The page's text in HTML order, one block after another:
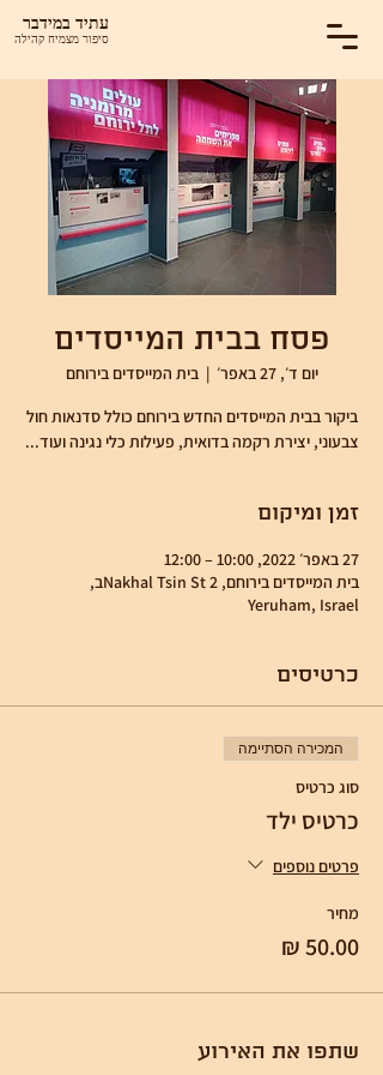
עתיד במידבר
סיפור מצמיח קהילה
פסח בבית המייסדים
יום ד׳, 27 באפר׳
  |
בית המייסדים בירוחם
ביקור בבית המייסדים החדש בירוחם כולל סדנאות חול
צבעוני, יצירת רקמה בדואית, פעילות כלי נגינה ועוד...
זמן ומיקום
27 באפר׳ 2022, 10:00 – 12:00
בית המייסדים בירוחם, Nakhal Tsin St 2ב,
Yeruham, Israel
כרטיסים
המכירה הסתיימה
סוג כרטיס
כרטיס ילד
פרטים נוספים
מחיר
שתפו את האירוע